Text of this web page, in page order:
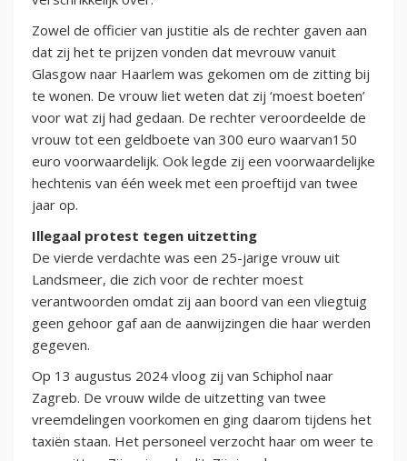
Zowel de officier van justitie als de rechter gaven aan
dat zij het te prijzen vonden dat mevrouw vanuit
Glasgow naar Haarlem was gekomen om de zitting bij
te wonen. De vrouw liet weten dat zij ‘moest boeten’
voor wat zij had gedaan. De rechter veroordeelde de
vrouw tot een geldboete van 300 euro waarvan150
euro voorwaardelijk. Ook legde zij een voorwaardelijke
hechtenis van één week met een proeftijd van twee
jaar op.
Illegaal protest tegen uitzetting
De vierde verdachte was een 25-jarige vrouw uit
Landsmeer, die zich voor de rechter moest
verantwoorden omdat zij aan boord van een vliegtuig
geen gehoor gaf aan de aanwijzingen die haar werden
gegeven.
Op 13 augustus 2024 vloog zij van Schiphol naar
Zagreb. De vrouw wilde de uitzetting van twee
vreemdelingen voorkomen en ging daarom tijdens het
taxiën staan. Het personeel verzocht haar om weer te